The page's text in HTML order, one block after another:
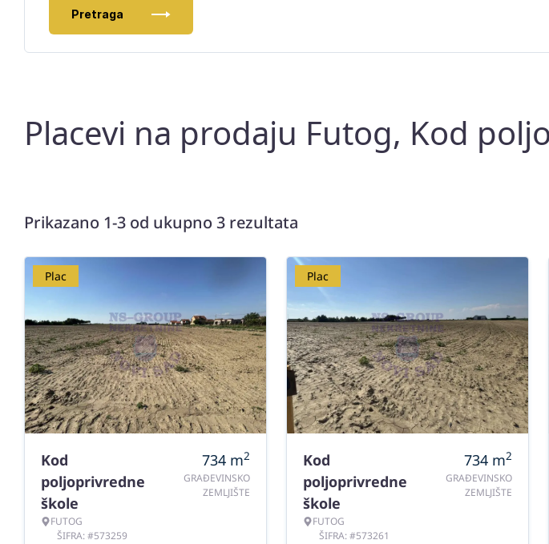
Pretraga
Placevi na prodaju Futog, Kod
Prikazano 1-3 od ukupno 3 rezultata
Plac
Kod
poljoprivredne
škole
FUTOG
ŠIFRA: #573259
734 m2
GRAĐEVINSKO
ZEMLJIŠTE
Plac
Kod
poljoprivredne
škole
FUTOG
ŠIFRA: #573261
734 m2
GRAĐEVINSKO
ZEMLJIŠTE